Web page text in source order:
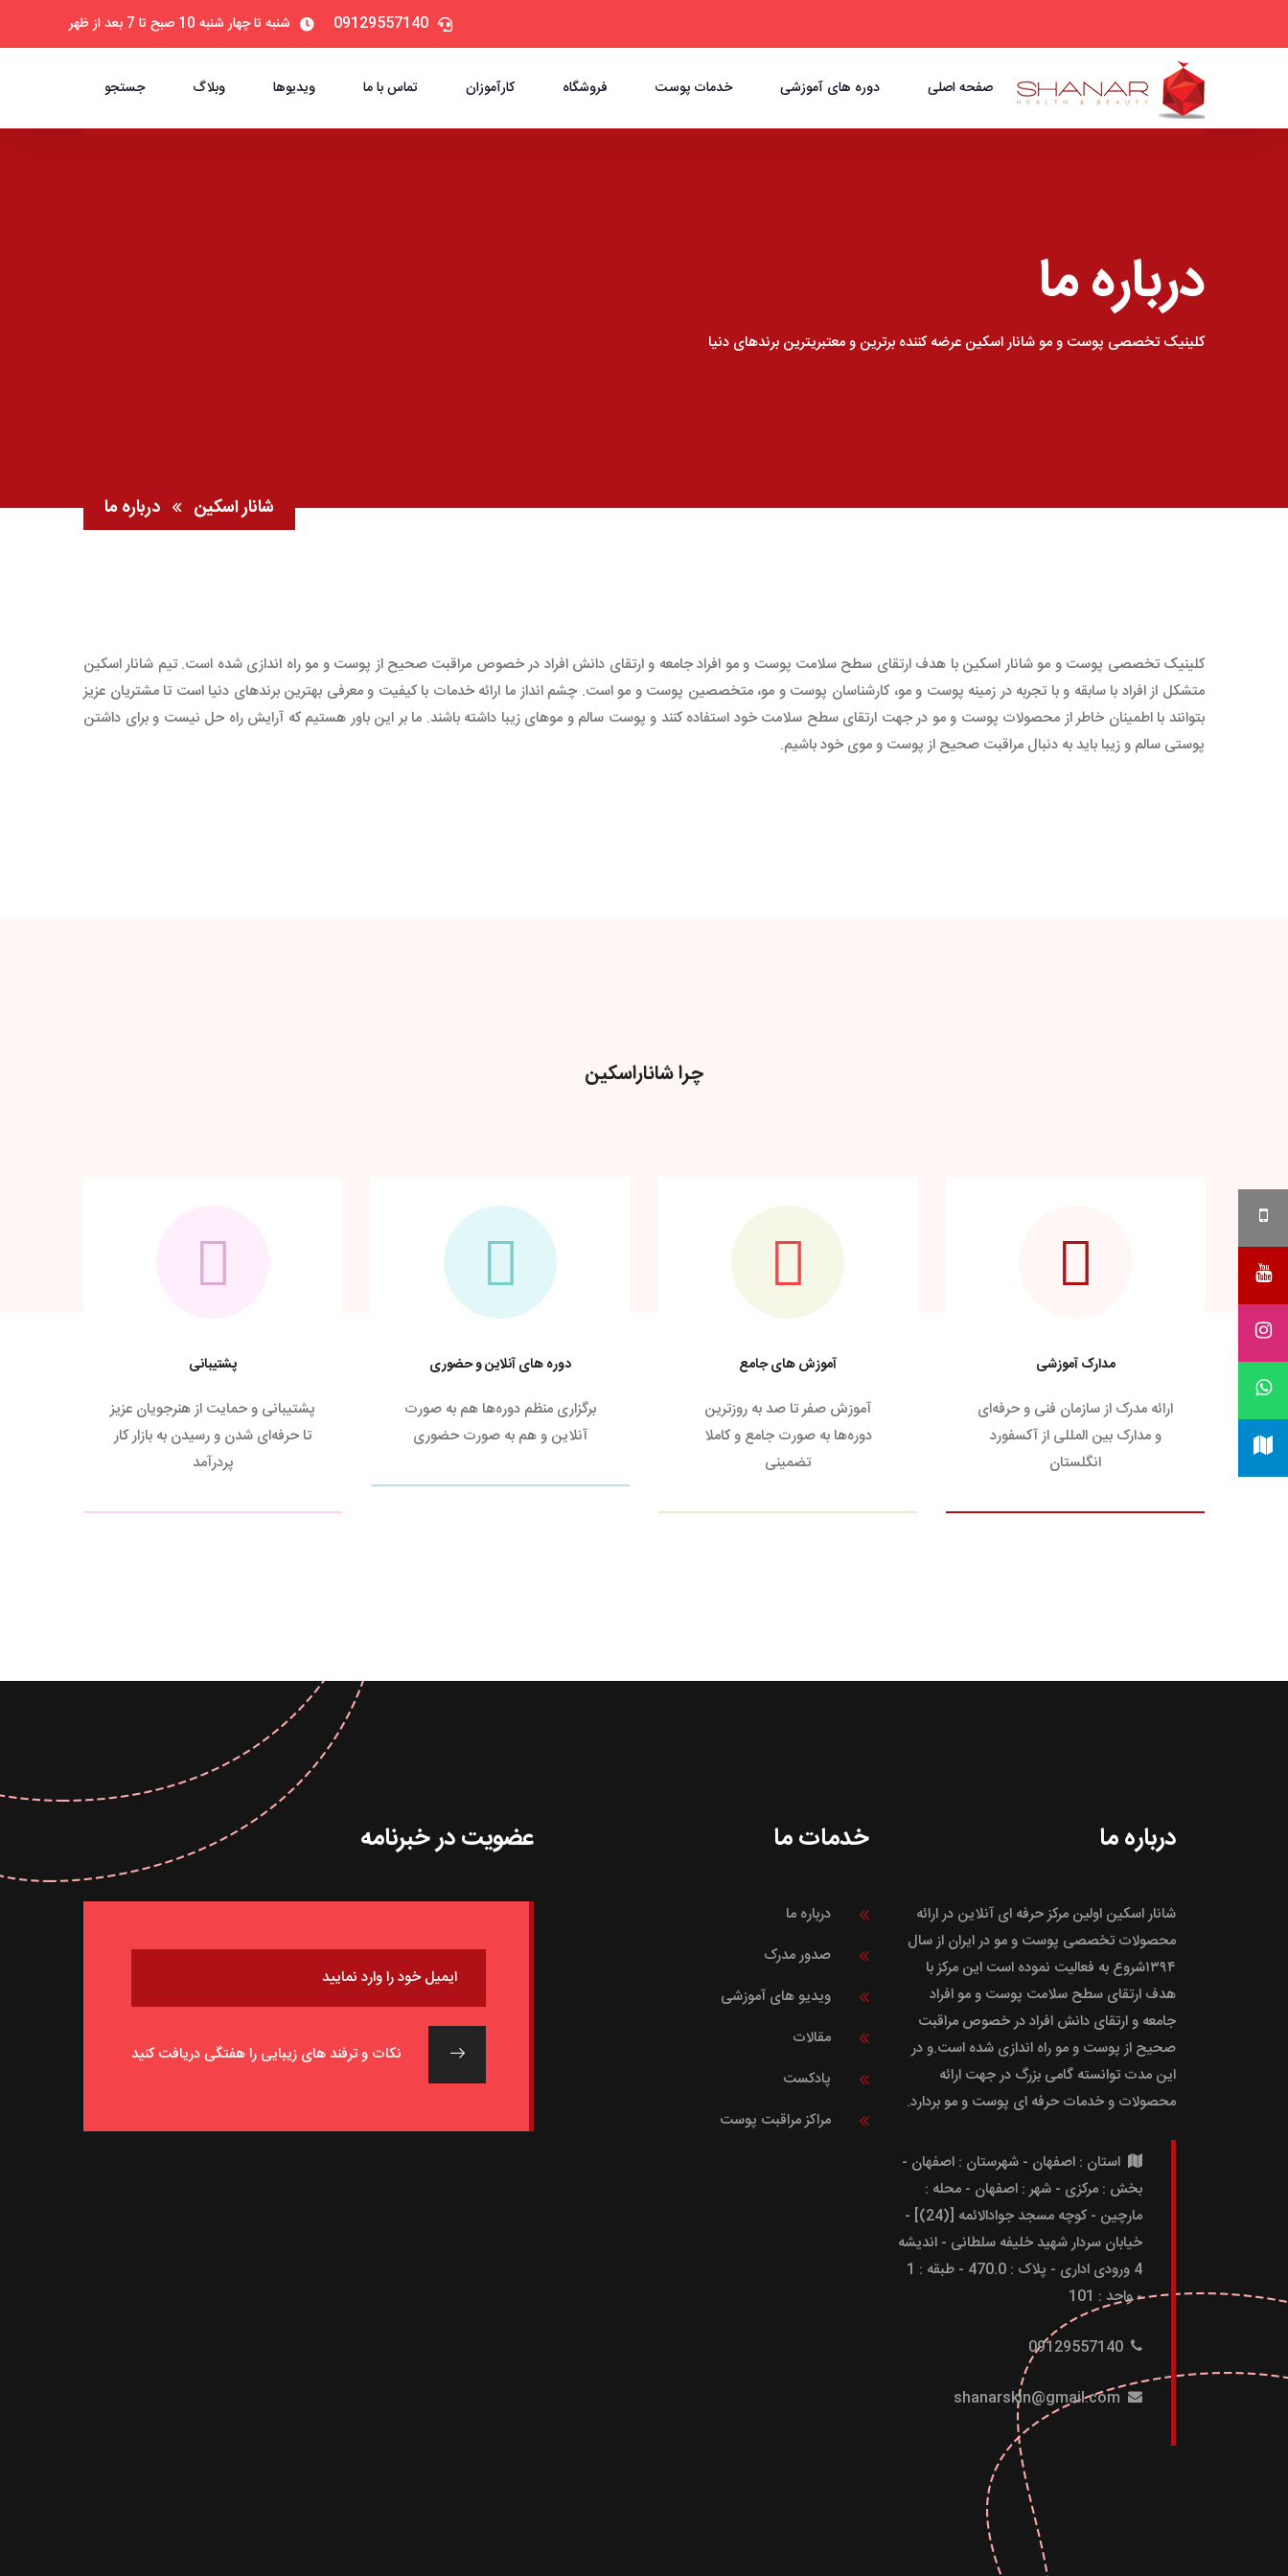
09129557140 شنبه تا چهار شنبه 10 صبح تا 7 بعد از ظهر
صفحه اصلی دوره های آموزشی خدمات پوست فروشگاه کارآموزان تماس با ما ویدیوها وبلاگ جستجو
درباره ما
کلینیک تخصصی پوست و مو شانار اسکین عرضه کننده برترین و معتبریترین برندهای دنیا
شانار اسکین درباره ما
کلینیک تخصصی پوست و مو شانار اسکین با هدف ارتقای سطح سلامت پوست و مو افراد جامعه و ارتقای دانش افراد در خصوص مراقبت صحیح از پوست و مو راه اندازی شده است. تیم شانار اسکین
متشکل از افراد با سابقه و با تجربه در زمینه پوست و مو، کارشناسان پوست و مو، متخصصین پوست و مو است. چشم انداز ما ارائه خدمات با کیفیت و معرفی بهترین‌ برندهای دنیا است تا مشتریان عزیز
بتوانند با اطمینان خاطر از محصولات پوست و مو در جهت ارتقای سطح سلامت خود استفاده کنند و پوست سالم و موهای زیبا داشته باشند. ما بر این باور هستیم که آرایش راه حل نیست و برای داشتن
پوستی سالم و زیبا باید به دنبال مراقبت صحیح از پوست و موی خود باشیم.
چرا شاناراسکین
مدارک آموزشی
ارائه مدرک از سازمان فنی و حرفه‌ای
و مدارک بین المللی از آکسفورد
انگلستان
آموزش های جامع
آموزش صفر تا صد به روزترین
دوره‌ها به صورت جامع و کاملا
تضمینی
دوره های آنلاین و حضوری
برگزاری منظم دوره‌ها هم به صورت
آنلاین و هم به صورت حضوری
پشتیبانی
پشتیبانی و حمایت از هنرجویان عزیز
تا حرفه‌ای شدن و رسیدن به بازار کار
پردرآمد
درباره ما
شانار اسکین اولین مرکز حرفه ای آنلاین در ارائه
محصولات تخصصی پوست و مو در ایران از سال
۱۳۹۴شروع به فعالیت نموده است این مرکز با
هدف ارتقای سطح سلامت پوست و مو افراد
جامعه و ارتقای دانش افراد در خصوص مراقبت
صحیح از پوست و مو راه اندازی شده است.و در
این مدت توانسته گامی بزرگ در جهت ارائه
محصولات و خدمات حرفه ای پوست و مو بردارد.
استان : اصفهان - شهرستان : اصفهان -
بخش : مرکزی - شهر : اصفهان - محله :
مارچین - کوچه مسجد جوادالائمه [(24)] -
خیابان سردار شهید خلیفه سلطانی - اندیشه
4 ورودی اداری - پلاک : 470.0 - طبقه : 1
- واحد : 101
09129557140
shanarskin@gmail.com
خدمات ما
درباره ما
صدور مدرک
ویدیو های آموزشی
مقالات
پادکست
مراکز مراقبت پوست
عضویت در خبرنامه
نکات و ترفند های زیبایی را هفتگی دریافت کنید